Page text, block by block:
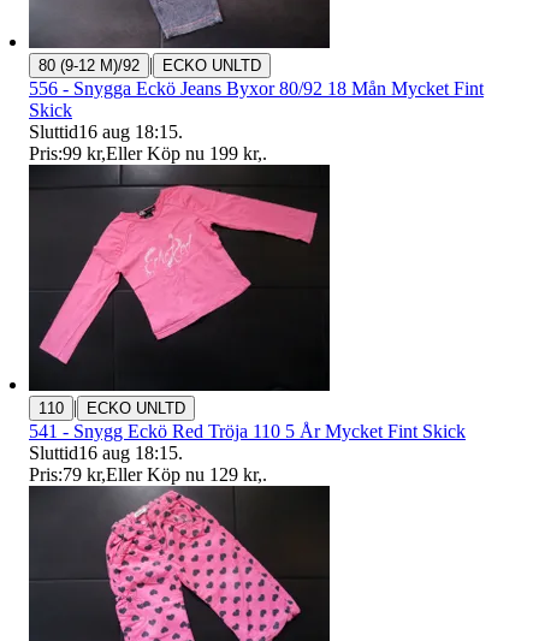
80 (9-12 M)/92 | ECKO UNLTD
556 - Snygga Eckö Jeans Byxor 80/92 18 Mån Mycket Fint
Skick
Sluttid16 aug 18:15.
Pris:99 kr,Eller Köp nu 199 kr,.
110 | ECKO UNLTD
541 - Snygg Eckö Red Tröja 110 5 År Mycket Fint Skick
Sluttid16 aug 18:15.
Pris:79 kr,Eller Köp nu 129 kr,.